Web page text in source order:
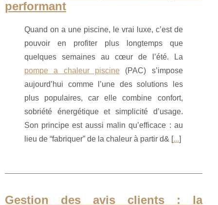
performant
Quand on a une piscine, le vrai luxe, c’est de
pouvoir en profiter plus longtemps que
quelques semaines au cœur de l’été. La
pompe a chaleur piscine(PAC) s’impose
aujourd’hui comme l’une des solutions les
plus populaires, car elle combine confort,
sobriété énergétique et simplicité d’usage.
Son principe est aussi malin qu’efficace : au
lieu de “fabriquer” de la chaleur à partir d& [...]
Gestion des avis clients : la